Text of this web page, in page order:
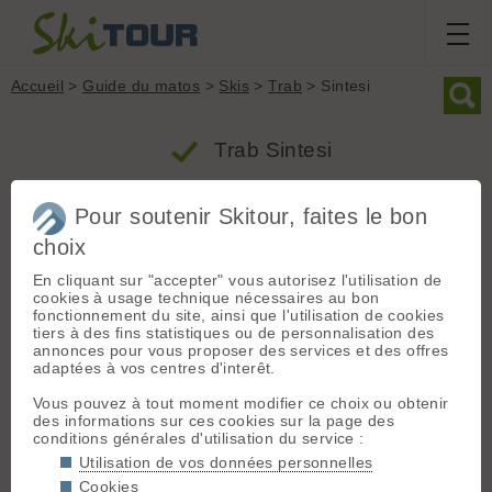
Accueil > Guide du matos > Skis >Trab > Sintesi
Trab Sintesi
Ski classique
Poids
2280g
Largeur
75mm
Rayon
Produit
Groupe : Skis
Marque : Trab
Modèle : Sintesi
Type : Ski classique
Profil : Classique
Genre : Homme ♂
Taille de référence : 171 cm
Largeur patin : 75 mm (en 171 cm)
Rayon de courbure : 20 m (en 171 cm)
Poids (la paire) : 2280 grammes (en 171 cm)
Pour soutenir Skitour, faites le bon
choix
En cliquant sur "accepter" vous autorisez l'utilisation de
cookies à usage technique nécessaires au bon
fonctionnement du site, ainsi que l'utilisation de cookies
tiers à des fins statistiques ou de personnalisation des
annonces pour vous proposer des services et des offres
adaptées à vos centres d'interêt.
Vous pouvez à tout moment modifier ce choix ou obtenir
des informations sur ces cookies sur la page des
conditions générales d'utilisation du service :
Utilisation de vos données personnelles
Cookies